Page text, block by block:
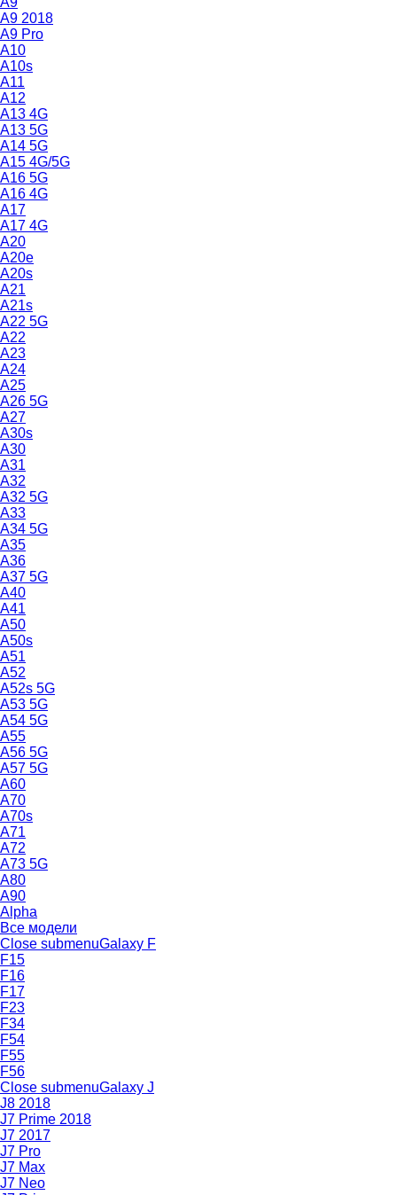
A9 2018
A9 Pro
A10
A10s
A11
A12
A13 4G
A13 5G
A14 5G
A15 4G/5G
A16 5G
A16 4G
A17
A17 4G
A20
A20e
A20s
A21
A21s
A22 5G
A22
A23
A24
A25
A26 5G
A27
A30s
A30
A31
A32
A32 5G
A33
A34 5G
A35
A36
A37 5G
A40
A41
A50
A50s
A51
A52
A52s 5G
A53 5G
A54 5G
A55
A56 5G
A57 5G
A60
A70
A70s
A71
A72
A73 5G
A80
A90
Alpha
Все модели
Close submenuGalaxy F
F15
F16
F17
F23
F34
F54
F55
F56
Close submenuGalaxy J
J8 2018
J7 Prime 2018
J7 2017
J7 Pro
J7 Max
J7 Neo